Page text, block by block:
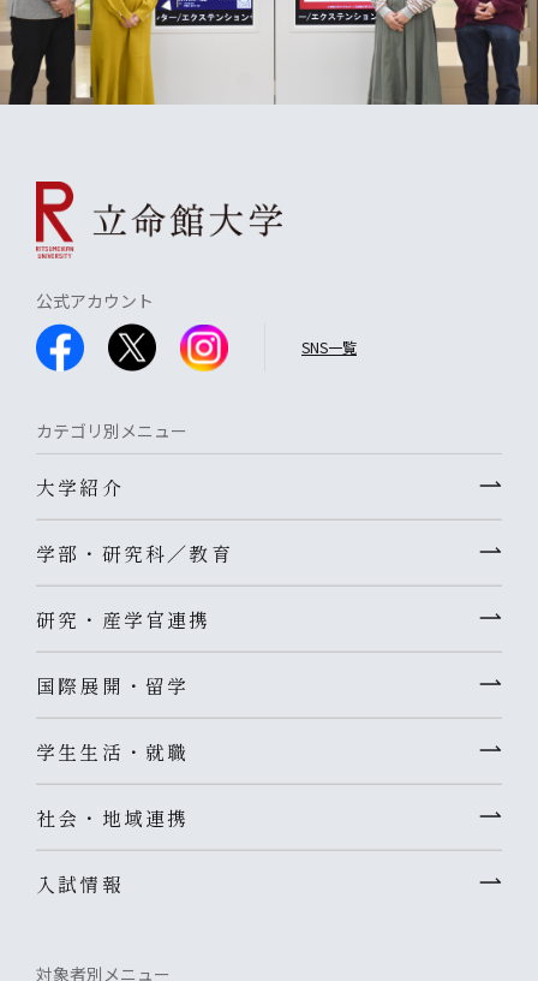
公式アカウント
SNS一覧
カテゴリ別メニュー
大学紹介
学部・研究科／教育
研究・産学官連携
国際展開・留学
学生生活・就職
社会・地域連携
入試情報
対象者別メニュー